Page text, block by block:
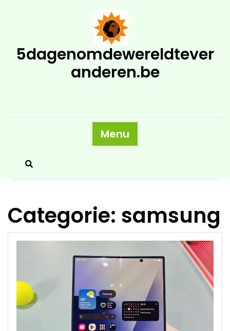
5dagenomdewereldtever
anderen.be
Menu
Categorie: samsung